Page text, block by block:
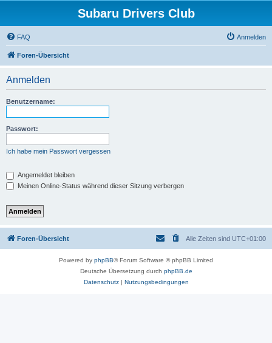
Subaru Drivers Club
FAQ Anmelden
Foren-Übersicht
Anmelden
Benutzername:
Passwort:
Ich habe mein Passwort vergessen
Angemeldet bleiben
Meinen Online-Status während dieser Sitzung verbergen
Foren-Übersicht Alle Zeiten sind UTC+01:00
Powered by phpBB® Forum Software © phpBB Limited
Deutsche Übersetzung durch phpBB.de
Datenschutz| Nutzungsbedingungen